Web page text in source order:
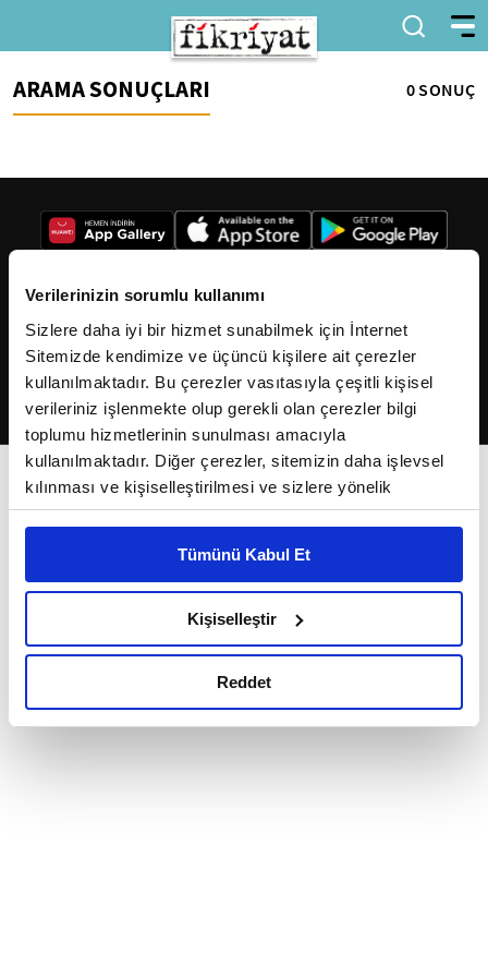
Verilerinizin sorumlu kullanımı
Sizlere daha iyi bir hizmet sunabilmek için İnternet
Sitemizde kendimize ve üçüncü kişilere ait çerezler
kullanılmaktadır. Bu çerezler vasıtasıyla çeşitli kişisel
verileriniz işlenmekte olup gerekli olan çerezler bilgi
toplumu hizmetlerinin sunulması amacıyla
kullanılmaktadır. Diğer çerezler, sitemizin daha işlevsel
kılınması ve kişiselleştirilmesi ve sizlere yönelik
reklam/pazarlama faaliyetlerinin yapılması, amaçlarıyla
Çerezlere ilişkin tercihlerinizi çerez paneli vasıtasıyla
belirleyebilirsiniz. Çerezlere ilişkin detaylı bilgi için
Ayarlar butonuna tıklayabilir,Çerez Bilgilendirme
Metnimizi ziyaret edebilirsiniz.
okumak ve sitemizi ziyaretiniz kapsamında
Tümünü Kabul Et
Kişiselleştir
Reddet
ARAMA SONUÇLARI 0 SONUÇ
2026Fikriyat. Tüm hakları saklıdır.